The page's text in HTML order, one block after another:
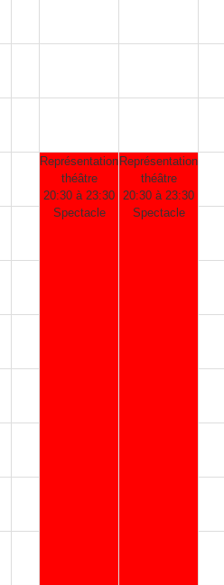
Représentation
théâtre
20:30 à 23:30
Spectacle
Représentation
théâtre
20:30 à 23:30
Spectacle